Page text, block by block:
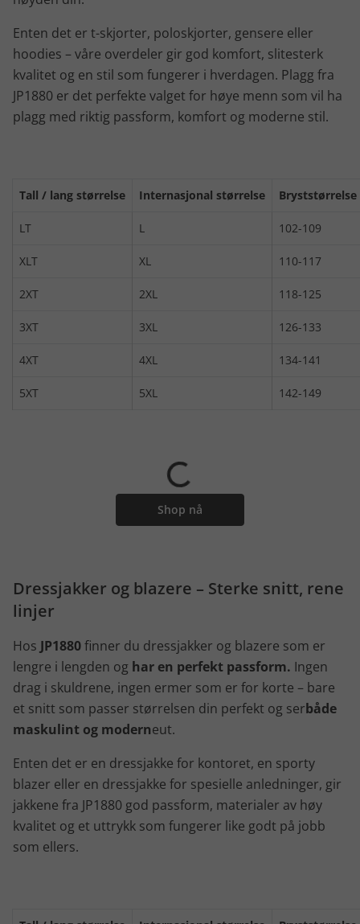
Enten det er t-skjorter, poloskjorter, gensere eller
hoodies – våre overdeler gir god komfort, slitesterk
kvalitet og en stil som fungerer i hverdagen. Plagg fra
JP1880 er det perfekte valget for høye menn som vil ha
plagg med riktig passform, komfort og moderne stil.
Tall / lang størrelse Internasjonal størrelse Bryststørrelse
LT L 102-109
XLT XL 110-117
2XT 2XL 118-125
3XT 3XL 126-133
4XT 4XL 134-141
5XT 5XL 142-149
Shop nå
Dressjakker og blazere – Sterke snitt, rene
linjer
Hos JP1880finner du dressjakker og blazere som er
lengre i lengden og har en perfekt passform. Ingen
drag i skuldrene, ingen ermer som er for korte – bare
et snitt som passer størrelsen din perfekt og serbåde
maskulint og moderneut.
Enten det er en dressjakke for kontoret, en sporty
blazer eller en dressjakke for spesielle anledninger, gir
jakkene fra JP1880 god passform, materialer av høy
kvalitet og et uttrykk som fungerer like godt på jobb
som ellers.